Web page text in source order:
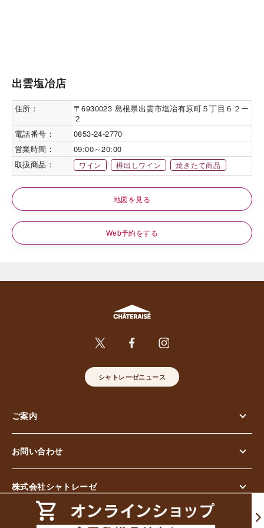
出雲塩冶店
住所：
〒6930023 島根県出雲市塩冶有原町５丁目６２ー
２
電話番号：
0853-24-2770
営業時間：
09:00～20:00
取扱商品：
ワイン 樽出しワイン 焼きたて商品
地図を見る
Web予約をする
シャトレーゼニュース
ご案内
お問い合わせ
株式会社シャトレーゼ
© Chateraise Co.,Ltd. All Rights Reserved.